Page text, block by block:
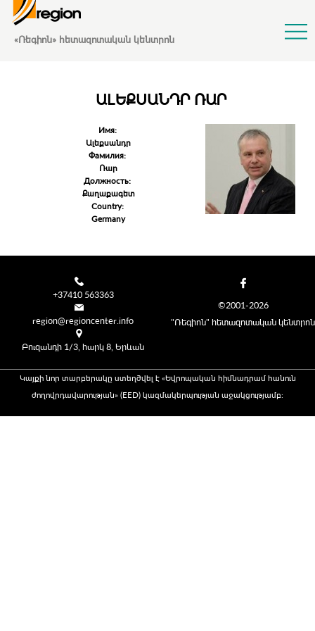
«Ռեգիոն» հետազոտական կենտրոն
ԱԼԵՔՍԱՆԴՐ ՌԱՐ
Имя:
Ալեքսանդր
Фамилия:
Ռար
Должность:
Քաղաքագետ
Country:
Germany
©2001-2026
"Ռեգիոն" հետազոտական կենտրոն
+37410 563363
region@regioncenter.info
Բուզանդի 1/3, հարկ 8, Երևան
Կայքի նոր տարբերակը ստեղծվել է «Եվրոպական հիմնադրամ հանուն
ժողովրդավարության» (EED) կազմակերպության աջակցությամբ։